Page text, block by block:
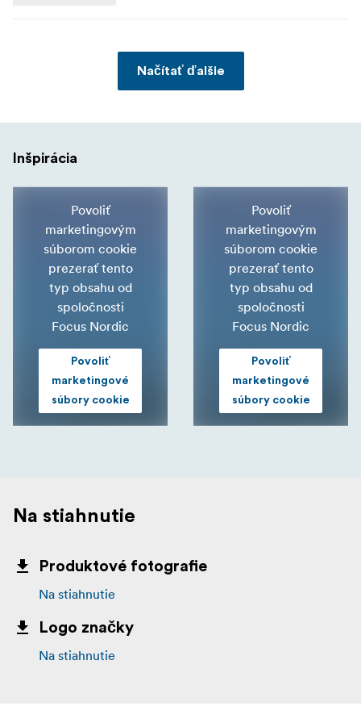
Načítať ďalšie
Inšpirácia
Povoliť
marketingovým
súborom cookie
prezerať tento
typ obsahu od
spoločnosti
Focus Nordic
Povoliť
marketingové
súbory cookie
Povoliť
marketingovým
súborom cookie
prezerať tento
typ obsahu od
spoločnosti
Focus Nordic
Povoliť
marketingové
súbory cookie
Na stiahnutie
Produktové fotografie
Na stiahnutie
Logo značky
Na stiahnutie